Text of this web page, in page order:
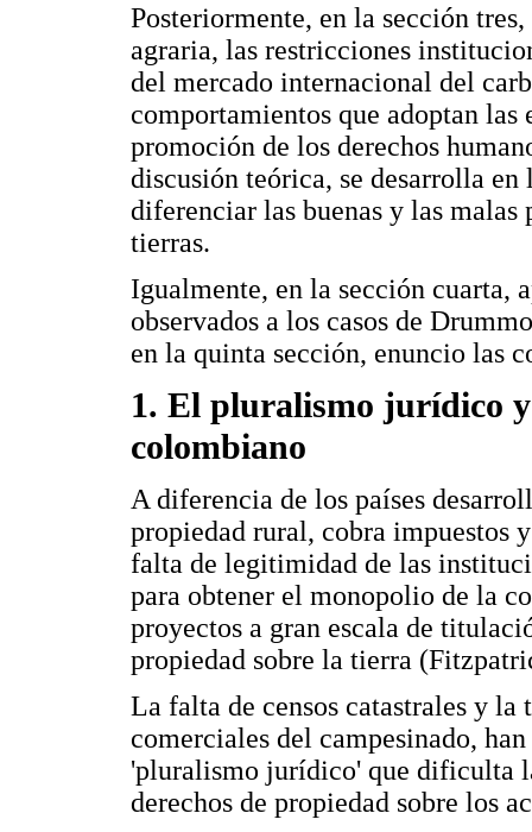
Posteriormente, en la sección
agraria, las restricciones
del mercado internacional del
comportamientos que adoptan las
promoción de los derechos
discusión teórica, se desarrolla
diferenciar las buenas y las
tierras.
Igualmente, en la sección cuarta,
observados a los casos de
en la quinta sección, enuncio las
1. El pluralismo jurídico
colombiano
A diferencia de los países
propiedad rural, cobra impuestos
falta de legitimidad de las
para obtener el monopolio de la
proyectos a gran escala de
propiedad sobre la tierra
La falta de censos catastrales y
comerciales del campesinado,
'pluralismo jurídico' que dificulta
derechos de propiedad sobre los